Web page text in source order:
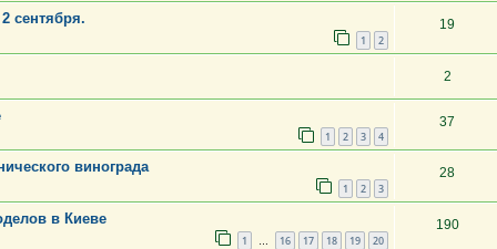
сентября.
1 2
19
2
1 2 3 4
37
винограда
1 2 3
28
в Киеве
1 … 16 17 18 19 20
190